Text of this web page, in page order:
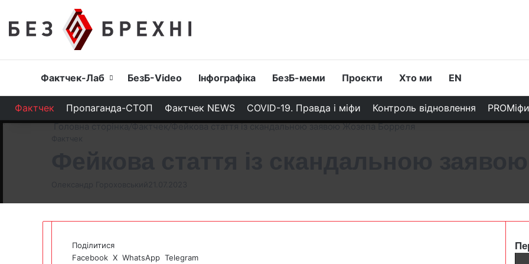
Головна
Фактчек-Лаб БезБ-Video Інфографіка БезБ-меми Проєкти Хто ми EN
Фактчек Пропаганда-СТОП Фактчек NEWS COVID-19. Правда і міфи Контроль відновлення PROМіфи
Головна сторінка/Фактчек/Фейкова стаття із скандальною заявою Жозепа Борреля
Поділитися
Facebook X WhatsApp Telegram